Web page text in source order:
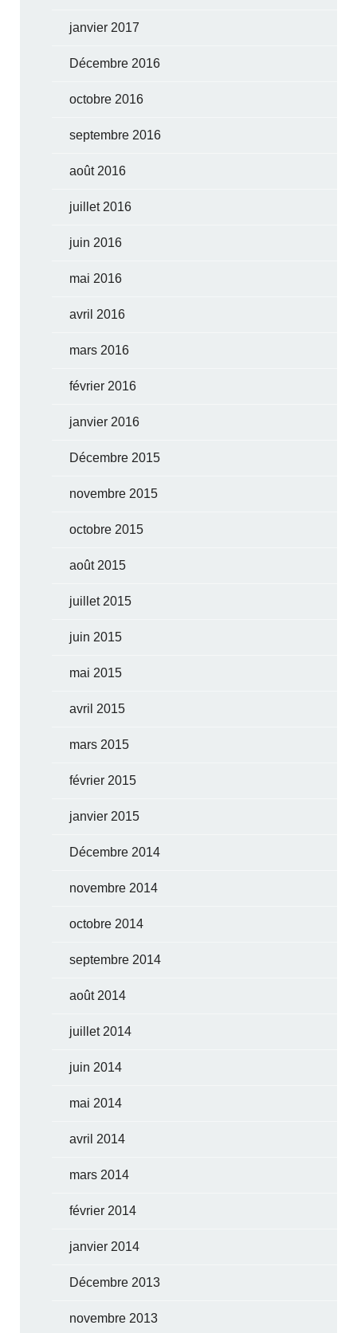
janvier 2017
Décembre 2016
octobre 2016
septembre 2016
août 2016
juillet 2016
juin 2016
mai 2016
avril 2016
mars 2016
février 2016
janvier 2016
Décembre 2015
novembre 2015
octobre 2015
août 2015
juillet 2015
juin 2015
mai 2015
avril 2015
mars 2015
février 2015
janvier 2015
Décembre 2014
novembre 2014
octobre 2014
septembre 2014
août 2014
juillet 2014
juin 2014
mai 2014
avril 2014
mars 2014
février 2014
janvier 2014
Décembre 2013
novembre 2013